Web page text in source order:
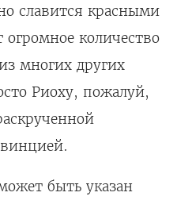
славится красными
количество
многих других
Риоху, пожалуй,
быть указан